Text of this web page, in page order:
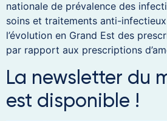
nationale de prévalence des
soins et traitements anti-infectieux
l’évolution en Grand Est des
par rapport aux prescriptions
La newsletter du
est disponible !